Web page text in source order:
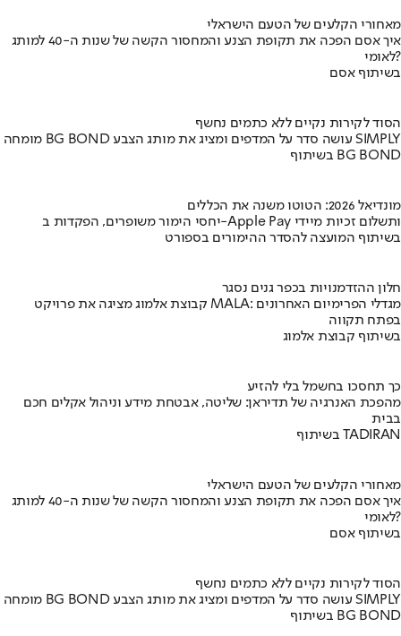
מאחורי הקלעים של הטעם הישראלי
איך אסם הפכה את תקופת הצנע והמחסור הקשה של שנות ה-40 למותג
לאומי?
בשיתוף אסם
הסוד לקירות נקיים ללא כתמים נחשף
מומחה BG BOND עושה סדר על המדפים ומציג את מותג הצבע SIMPLY
בשיתוף BG BOND
מונדיאל 2026: הטוטו משנה את הכללים
יחסי הימור משופרים, הפקדות ב-Apple Pay ותשלום זכיות מיידי
בשיתוף המועצה להסדר ההימורים בספורט
חלון ההזדמנויות בכפר גנים נסגר
קבוצת אלמוג מציגה את פרויקט MALA: מגדלי הפרימיום האחרונים
בפתח תקווה
בשיתוף קבוצת אלמוג
כך תחסכו בחשמל בלי להזיע
מהפכת האנרגיה של תדיראן: שליטה, אבטחת מידע וניהול אקלים חכם
בבית
בשיתוף TADIRAN
מאחורי הקלעים של הטעם הישראלי
איך אסם הפכה את תקופת הצנע והמחסור הקשה של שנות ה-40 למותג
לאומי?
בשיתוף אסם
הסוד לקירות נקיים ללא כתמים נחשף
מומחה BG BOND עושה סדר על המדפים ומציג את מותג הצבע SIMPLY
בשיתוף BG BOND